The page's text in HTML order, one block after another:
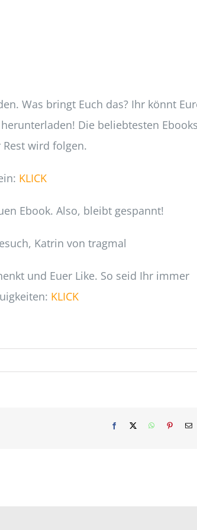
Was bringt Euch das? Ihr könnt
Die beliebtesten
wird folgen.
KLICK
Ebook. Also, bleibt gespannt!
Katrin von tragmal
und Euer Like. So seid Ihr immer
KLICK
Facebook
X WhatsAppPinterest